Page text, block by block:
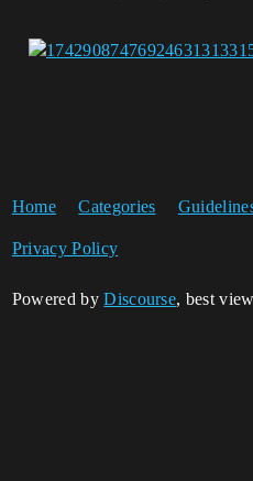
Home Categories
Privacy Policy
Powered byDiscourse, best